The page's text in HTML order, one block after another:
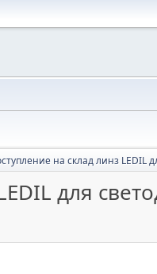
на склад линз LEDIL
для